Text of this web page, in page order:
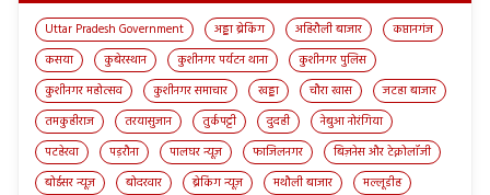
Uttar Pradesh Government अड्डा ब्रेकिंग अहिरौली बाजार
कप्तानगंज
कसया
कुबेरस्थान कुशीनगर पर्यटन थाना
कुशीनगर पुलिस
कुशीनगर महोत्सव
कुशीनगर समाचार खड्डा चौरा खास
जटहा बाजार
तमकुहीराज
तरयासुजान तुर्कपट्टी दुदही
नेबुआ नोरंगिया
पटहेरवा
पड़रौना पालघर न्यूज़ फाजिलनगर
बिज़नेस और टेक्नोलॉजी
बोईसर न्यूज़
बोदरवार ब्रेकिंग न्यूज़ मथौली बाजार
मल्लूडीह